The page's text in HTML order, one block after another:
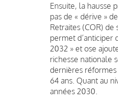
Ensuite, la hausse
pas de « dérive »
Retraites (COR)
permet
2032 » et ose
richesse nationale
dernières
64 ans. Quant au
années 2030.